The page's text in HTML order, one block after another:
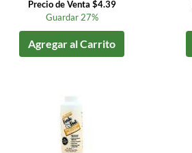
Precio de Venta $4.39
Guardar 27%
Agregar al Carrito